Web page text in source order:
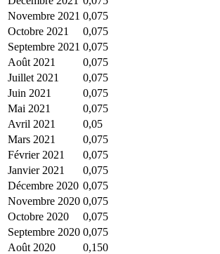
Novembre 2021 0,075
Octobre 2021
0,075
Septembre 2021 0,075
Août 2021
0,075
Juillet 2021
0,075
Juin 2021
0,075
Mai 2021
0,075
Avril 2021
0,05
Mars 2021
0,075
Février 2021
0,075
Janvier 2021
0,075
Décembre 2020 0,075
Novembre 2020 0,075
Octobre 2020
0,075
Septembre 2020 0,075
Août 2020
0,150